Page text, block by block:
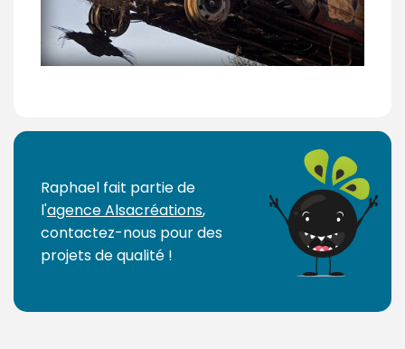
Raphael fait partie de
l'agence Alsacréations,
contactez-nous pour des
projets de qualité !